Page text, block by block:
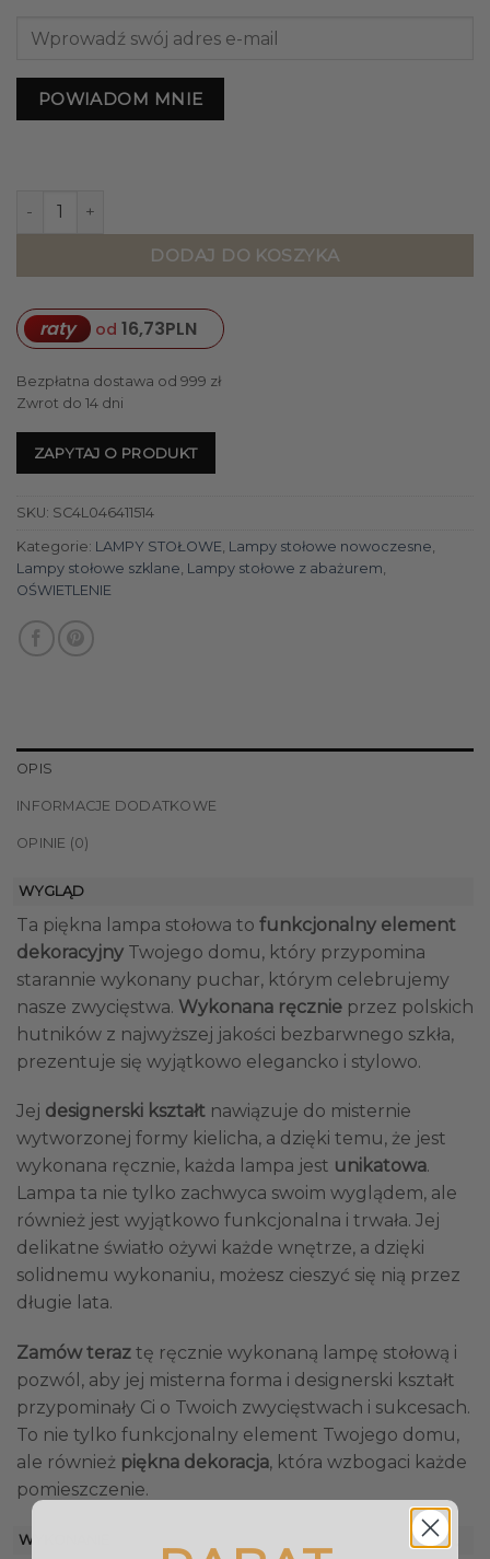
POWIADOM MNIE
ilość LAMPA STOŁOWA 4concepts Bristol Transparentna
DODAJ DO KOSZYKA
raty od 16,73PLN
Bezpłatna dostawa od 999 zł
Zwrot do 14 dni
ZAPYTAJ O PRODUKT
SKU: SC4L046411514
Kategorie: LAMPY STOŁOWE Lampy stołowe nowoczesne
Lampy stołowe szklane Lampy stołowe z abażurem
OŚWIETLENIE
OPIS
INFORMACJE DODATKOWE
OPINIE (0)
WYGLĄD
Ta piękna lampa stołowa to funkcjonalny element
dekoracyjny Twojego domu, który przypomina
starannie wykonany puchar, którym celebrujemy
nasze zwycięstwa. Wykonana ręcznie przez polskich
hutników z najwyższej jakości bezbarwnego szkła,
prezentuje się wyjątkowo elegancko i stylowo.
Jej designerski kształt nawiązuje do misternie
wytworzonej formy kielicha, a dzięki temu, że jest
wykonana ręcznie, każda lampa jest unikatowa.
Lampa ta nie tylko zachwyca swoim wyglądem, ale
również jest wyjątkowo funkcjonalna i trwała. Jej
delikatne światło ożywi każde wnętrze, a dzięki
solidnemu wykonaniu, możesz cieszyć się nią przez
długie lata.
Zamów teraz tę ręcznie wykonaną lampę stołową i
pozwól, aby jej misterna forma i designerski kształt
przypominały Ci o Twoich zwycięstwach i sukcesach.
To nie tylko funkcjonalny element Twojego domu,
ale również piękna dekoracja, która wzbogaci każde
pomieszczenie.
WYKONANIE